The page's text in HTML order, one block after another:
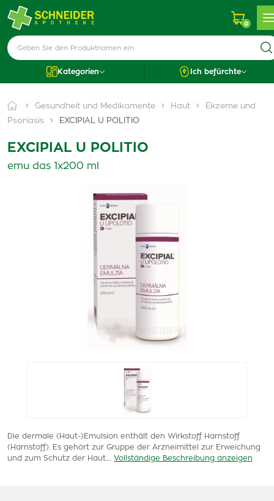
0
Kategorien Ich befürchte
Gesundheit und Medikamente Haut
Ekzeme und
Psoriasis
EXCIPIAL U POLITIO
EXCIPIAL U POLITIO
emu das 1x200 ml
Die dermale (Haut-)Emulsion enthält den Wirkstoff Harnstoff
(Harnstoff). Es gehört zur Gruppe der Arzneimittel zur Erweichung
und zum Schutz der Haut.…
Vollständige Beschreibung anzeigen